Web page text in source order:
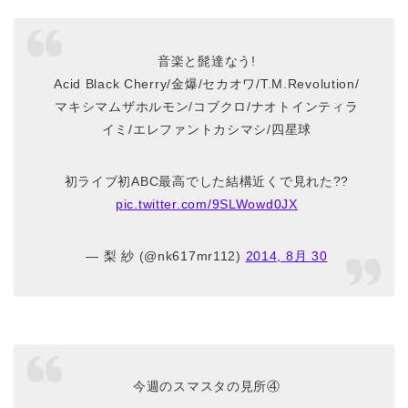
音楽と髭達なう!
Acid Black Cherry/金爆/セカオワ/T.M.Revolution/
マキシマムザホルモン/コブクロ/ナオトインティラ
イミ/エレファントカシマシ/四星球
初ライブ初ABC最高でした結構近くで見れた??
pic.twitter.com/9SLWowd0JX
— 梨 紗 (@nk617mr112) 2014, 8月 30
今週のスマスタの見所④